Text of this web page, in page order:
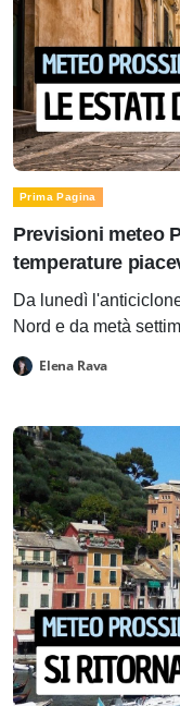
Prima Pagina
Previsioni meteo
temperature
Da lunedì
Nord e da metà
Elena Rava